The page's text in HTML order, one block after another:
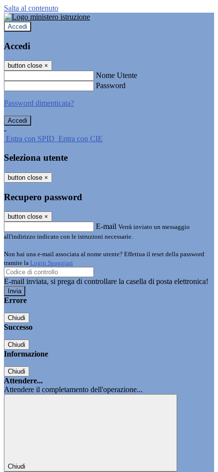
Salta al contenuto
Accedi
Accedi
button close ×
Nome Utente
Password
Password dimenticata?
-
Entra con SPID Entra con CIE
Seleziona utente
button close ×
Recupero password
button close ×
E-mail Verrà inviato un messaggio
all'indirizzo indicato con le istruzioni necessarie.
Non hai una e-mail associata al nome utente? Effettua il reset della password
tramite la Login Spaggiari
E-mail inviata, si prega di controllare la casella di posta elettronica!
Errore
Chiudi
Successo
Chiudi
Informazione
Chiudi
Attendere...
Attendere il completamento dell'operazione...
Chiudi